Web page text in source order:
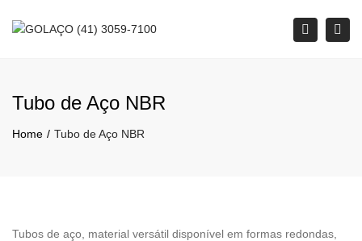
Search
Tubo de Aço NBR
Home Tubo de Aço NBR
Tubos de aço, material versátil disponível em formas redondas,